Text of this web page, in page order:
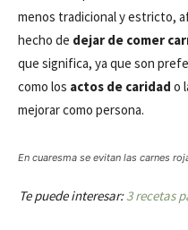
menos tradicional y estricto,
hecho de dejar de comer
que significa, ya que son
como los actos de caridad o
mejorar como persona.
En cuaresma se evitan las carnes
Te puede interesar:3 recetas